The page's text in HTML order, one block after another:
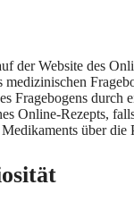
der Website des
Fragebogens durch
Online-Rezepts,
über die